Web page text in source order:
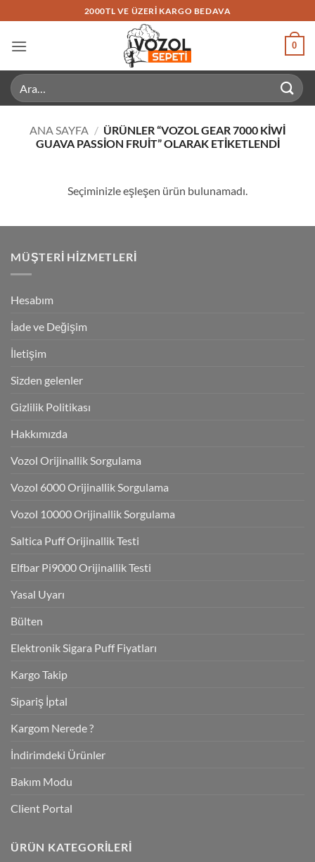
atla
2000TL VE ÜZERI KARGO BEDAVA
0
Ara:
ANA SAYFA / ÜRÜNLER “VOZOL GEAR 7000 KIWI
GUAVA PASSION FRUIT” OLARAK ETIKETLENDI
Seçiminizle eşleşen ürün bulunamadı.
MÜŞTERI HIZMETLERI
Hesabım
İade ve Değişim
İletişim
Sizden gelenler
Gizlilik Politikası
Hakkımızda
Vozol Orijinallik Sorgulama
Vozol 6000 Orijinallik Sorgulama
Vozol 10000 Orijinallik Sorgulama
Saltica Puff Orijinallik Testi
Elfbar Pi9000 Orijinallik Testi
Yasal Uyarı
Bülten
Elektronik Sigara Puff Fiyatları
Kargo Takip
Sipariş İptal
Kargom Nerede ?
İndirimdeki Ürünler
Bakım Modu
Client Portal
ÜRÜN KATEGORILERI